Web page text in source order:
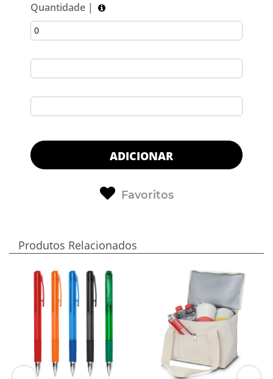
Quantidade |
ADICIONAR
Favoritos
Produtos Relacionados